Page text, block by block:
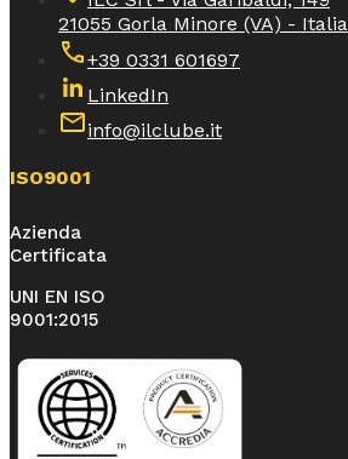
21055 Gorla Minore (VA) - Italia
+39 0331 601697
LinkedIn
info@ilclube.it
ISO9001
Azienda
Certificata
UNI EN ISO
9001:2015